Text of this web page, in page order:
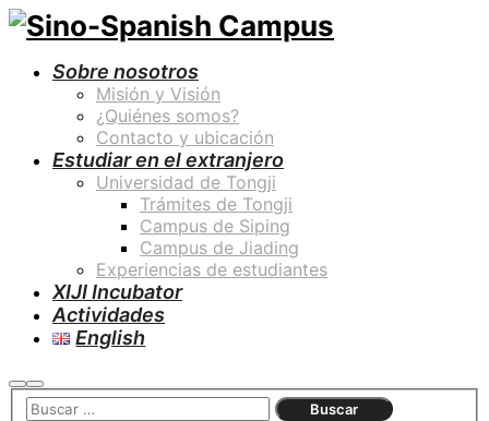
Sobre nosotros
Misión y Visión
¿Quiénes somos?
Contacto y ubicación
Estudiar en el extranjero
Universidad de Tongji
Trámites de Tongji
Campus de Siping
Campus de Jiading
Experiencias de estudiantes
XIJI Incubator
Actividades
English
Buscar
Menú
principal